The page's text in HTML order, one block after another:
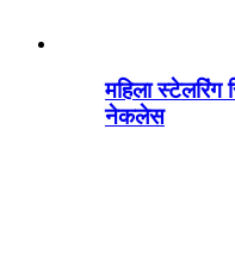
महिला
नेकलेस